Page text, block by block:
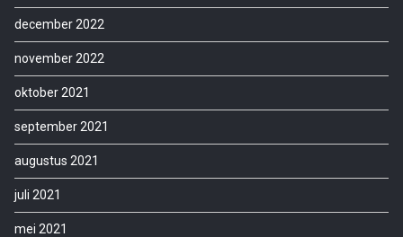
december 2022
november 2022
oktober 2021
september 2021
augustus 2021
juli 2021
mei 2021